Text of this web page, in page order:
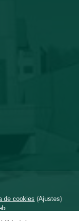
de cookies (Ajustes)